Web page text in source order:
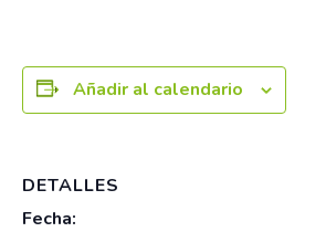
Añadir al calendario
DETALLES
Fecha: